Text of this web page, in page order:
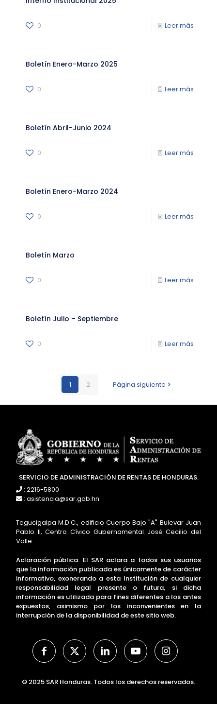
0 Leer más
Boletín Enero-Marzo 2025
0 Leer más
Boletín Abril-Junio 2024
0 Leer más
Boletín Enero-Marzo 2024
0 Leer más
Boletín Marzo
0 Leer más
Boletín Julio – Septiembre
0 Leer más
1 2 Página siguiente
SERVICIO DE ADMINISTRACIÓN DE RENTAS DE HONDURAS.
: 2216-5800
: asistencia@sar.gob.hn
Tegucigalpa M.D.C., edificio Cuerpo Bajo "A" Bulevar Juan
Pablo II, Centro Cívico Gubernamental José Cecilio del
Valle.
Aclaración pública: El SAR aclara a todos sus usuarios
que la información publicada es únicamente de carácter
informativo, exonerando a esta Institución de cualquier
responsabilidad legal presente o futura, si dicha
información es utilizada para fines diferentes a los antes
expuestos, asimismo por los inconvenientes en la
interrupción de la disponibilidad de este sitio web.
© 2025 SAR Honduras. Todos los derechos reservados.